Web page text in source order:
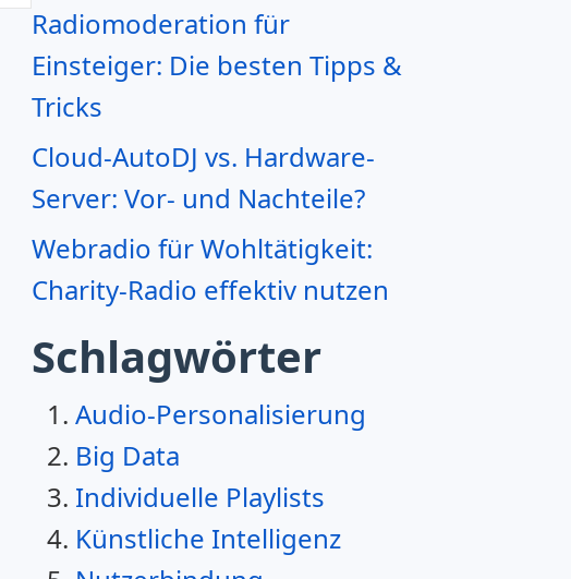
Radiomoderation für
Einsteiger: Die besten Tipps &
Tricks
Cloud-AutoDJ vs. Hardware-
Server: Vor- und Nachteile?
Webradio für Wohltätigkeit:
Charity-Radio effektiv nutzen
Schlagwörter
Audio-Personalisierung
Big Data
Individuelle Playlists
Künstliche Intelligenz